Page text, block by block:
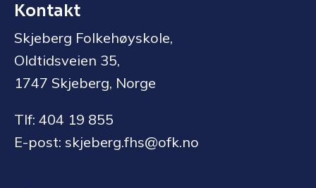
Kontakt
Skjeberg Folkehøyskole,
Oldtidsveien 35,
1747 Skjeberg, Norge
Tlf: 404 19 855
E-post: skjeberg.fhs@ofk.no